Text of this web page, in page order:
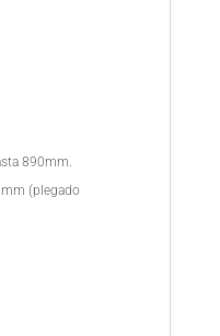
890mm.
(plegado